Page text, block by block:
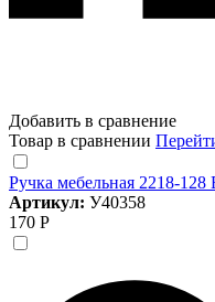
Добавить в сравнение
Товар в сравнении
Ручка мебельная 2218-128
Артикул: У40358
170 Р